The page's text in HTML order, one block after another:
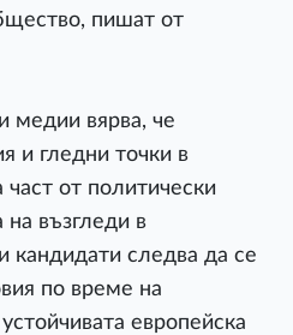
пишат от
медии вярва, че
и гледни точки в
от политически
възгледи в
кандидати следва да се
по време на
европейска